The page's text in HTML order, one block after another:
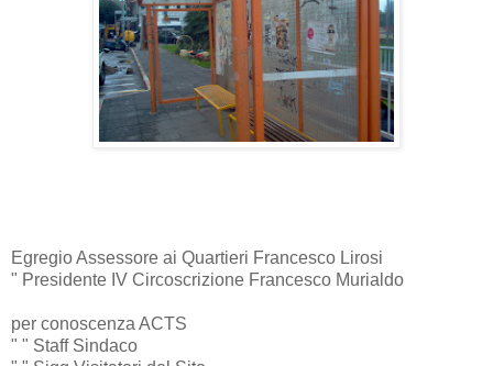
Egregio Assessore ai Quartieri Francesco Lirosi
" Presidente IV Circoscrizione Francesco Murialdo
per conoscenza ACTS
" " Staff Sindaco